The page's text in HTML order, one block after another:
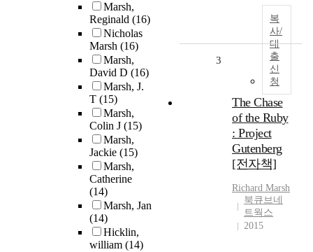
Marsh,
Reginald (16)
Nicholas
Marsh (16)
Marsh,
David D (16)
Marsh, J.
T (15)
Marsh,
Colin J (15)
Marsh,
Jackie (15)
Marsh,
Catherine
(14)
Marsh, Jan
(14)
Hicklin,
william (14)
복
사/
대
출
신
청
3
The Chase
of the Ruby
: Project
Gutenberg
[전자책]
Richard Marsh
북큐브네
트웍스
2015